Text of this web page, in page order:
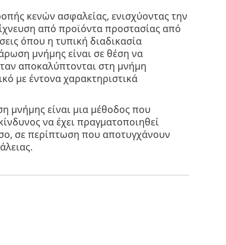
κενών ασφαλείας, ενισχύοντας την
από προϊόντα προστασίας από
όπου η τυπική διαδικασία
μνήμης είναι σε θέση να
αποκαλύπτονται στη μνήμη
με έντονα χαρακτηριστικά
μνήμης είναι μια μέθοδος που
να έχει πραγματοποιηθεί
σε περίπτωση που αποτυγχάνουν